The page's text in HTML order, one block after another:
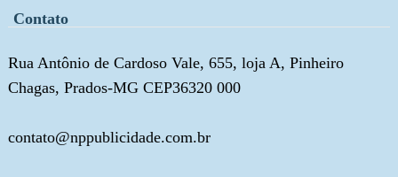
Contato
Rua Antônio de Cardoso Vale, 655, loja A, Pinheiro
Chagas, Prados-MG CEP36320 000
contato@nppublicidade.com.br